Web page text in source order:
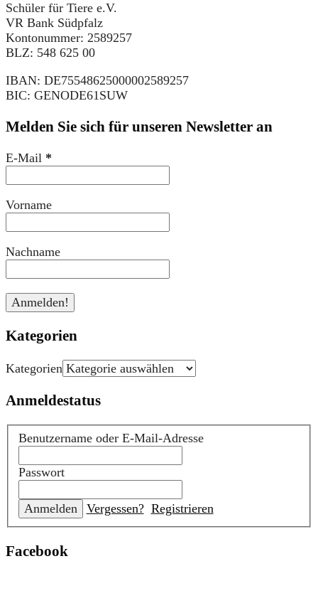
Schüler für Tiere e.V.
VR Bank Südpfalz
Kontonummer: 2589257
BLZ: 548 625 00
IBAN: DE75548625000002589257
BIC: GENODE61SUW
Melden Sie sich für unseren Newsletter an
E-Mail *
Vorname
Nachname
Kategorien
Kategorien
Anmeldestatus
Benutzername oder E-Mail-Adresse
Passwort
Vergessen? Registrieren
Facebook